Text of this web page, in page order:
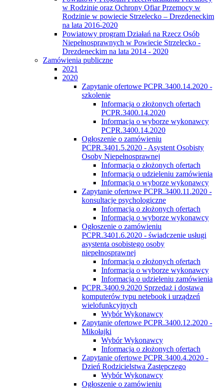
w Rodzinie oraz Ochrony Ofiar Przemocy w
Rodzinie w powiecie Strzelecko – Drezdeneckim
na lata 2016-2020
Powiatowy program Działań na Rzecz Osób
Niepełnosprawnych w Powiecie Strzelecko -
Drezdeneckim na lata 2014 - 2020
Zamówienia publiczne
2021
2020
Zapytanie ofertowe PCPR.3400.14.2020 -
szkolenie
Informacja o złożonych ofertach
PCPR.3400.14.2020
Informacja o wyborze wykonawcy
PCPR.3400.14.2020
Ogłoszenie o zamówieniu
PCPR.3401.5.2020 - Asystent Osobisty
Osoby Niepełnosprawnej
Informacja o złożonych ofertach
Informacja o udzieleniu zamówienia
Informacja o wyborze wykonawcy
Zapytanie ofertowe PCPR.3400.11.2020 -
konsultacje psychologiczne
Informacja o złożonych ofertach
Informacja o wyborze wykonawcy
Ogłoszenie o zamówieniu
PCPR.3401.6.2020 - świadczenie usługi
asystenta osobistego osoby
niepełnosprawnej
Informacja o złożonych ofertach
Informacja o wyborze wykonawcy
Informacja o udzieleniu zamówienia
PCPR.3400.9.2020 Sprzedaż i dostawa
komputerów typu netebook i urządzeń
wielofunkcyjnych
Wybór Wykonawcy
Zapytanie ofertowe PCPR.3400.12.2020 -
Mikołajki
Wybór Wykonawcy
Informacja o złożonych ofertach
Zapytanie ofertowe PCPR.3400.4.2020 -
Dzień Rodzicielstwa Zastępczego
Wybór Wykonawcy
Ogłoszenie o zamówieniu